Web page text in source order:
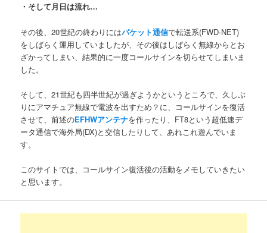
・そして月日は流れ…
その後、20世紀の終わりにはパケット通信で転送系(FWD-NET)
をしばらく運用していましたが、その後はしばらく無線からとお
ざかってしまい、結果的に一度コールサインを切らせてしまいま
した。
そして、21世紀も四半世紀が過ぎようかというところで、久しぶ
りにアマチュア無線で電波を出すため？に、コールサインを復活
させて、前述のEFHWアンテナを作ったり、FT8という超低速デ
ータ通信で海外局(DX)と交信したりして、あれこれ遊んでいま
す。
このサイトでは、コールサイン復活後の活動をメモしていきたい
と思います。